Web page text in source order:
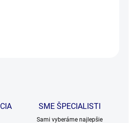
SME ŠPECIALISTI
Sami vyberáme najlepšie